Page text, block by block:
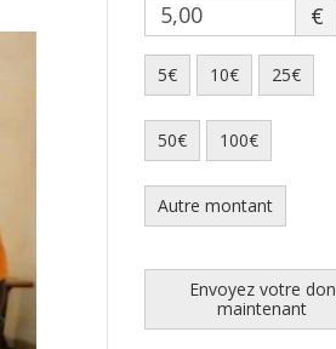
€
5€ 10€ 25€
50€ 100€
Autre montant
Envoyez votre don
maintenant